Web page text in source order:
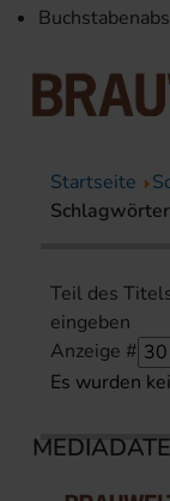
Startseite
Teil des
eingeben
Anzeige #
Es wurden